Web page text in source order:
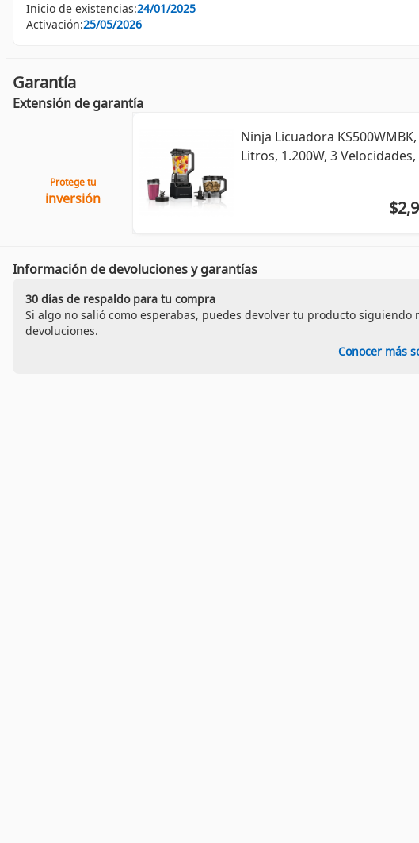
Inicio de existencias:24/01/2025
Activación:25/05/2026
Garantía
Extensión de garantía
Protege tu
inversión
Ninja Licuadora KS500WMBK,
Litros, 1.200W, 3
Información de devoluciones y garantías
30 días de respaldo para tu compra
Si algo no salió como esperabas, puedes devolver tu producto siguiendo
devoluciones.
Conocer más